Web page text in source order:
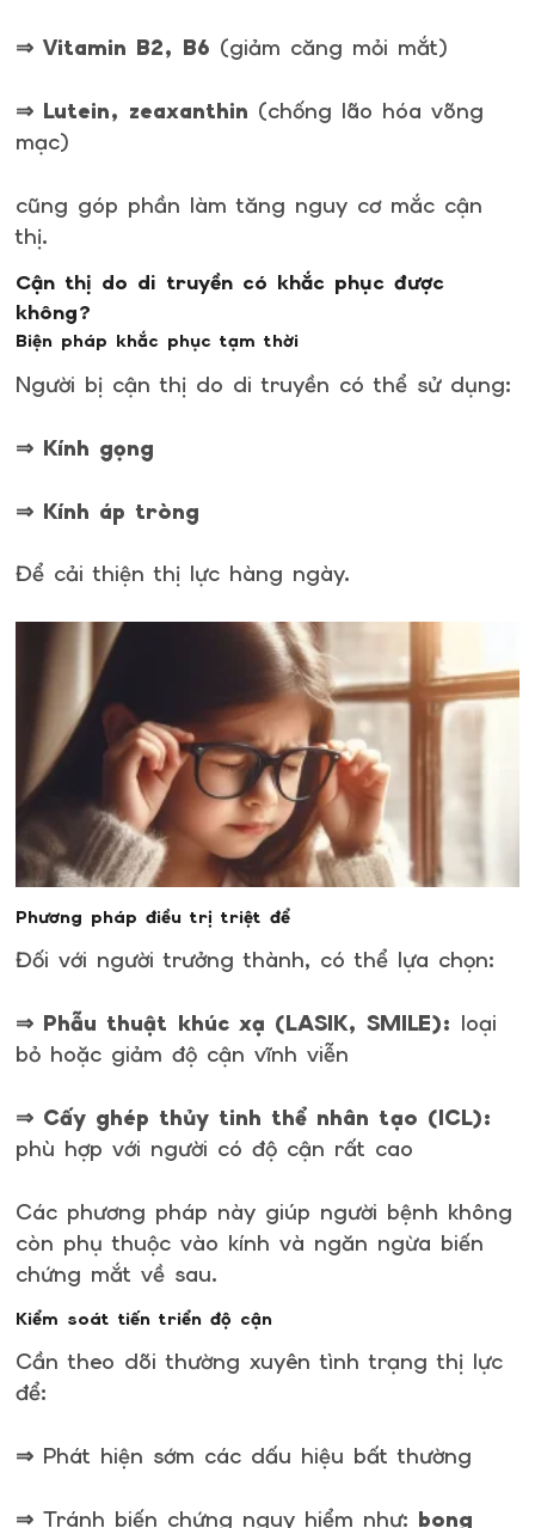
⇒ Vitamin B2, B6 (giảm căng mỏi mắt)
⇒ Lutein, zeaxanthin (chống lão hóa võng
mạc)
cũng góp phần làm tăng nguy cơ mắc cận
thị.
Cận thị do di truyền có khắc phục được
không?
Biện pháp khắc phục tạm thời
Người bị cận thị do di truyền có thể sử dụng:
⇒ Kính gọng
⇒ Kính áp tròng
Để cải thiện thị lực hàng ngày.
Phương pháp điều trị triệt để
Đối với người trưởng thành, có thể lựa chọn:
⇒ Phẫu thuật khúc xạ (LASIK, SMILE): loại
bỏ hoặc giảm độ cận vĩnh viễn
⇒ Cấy ghép thủy tinh thể nhân tạo (ICL):
phù hợp với người có độ cận rất cao
Các phương pháp này giúp người bệnh không
còn phụ thuộc vào kính và ngăn ngừa biến
chứng mắt về sau.
Kiểm soát tiến triển độ cận
Cần theo dõi thường xuyên tình trạng thị lực
để:
⇒ Phát hiện sớm các dấu hiệu bất thường
⇒ Tránh biến chứng nguy hiểm như: bong